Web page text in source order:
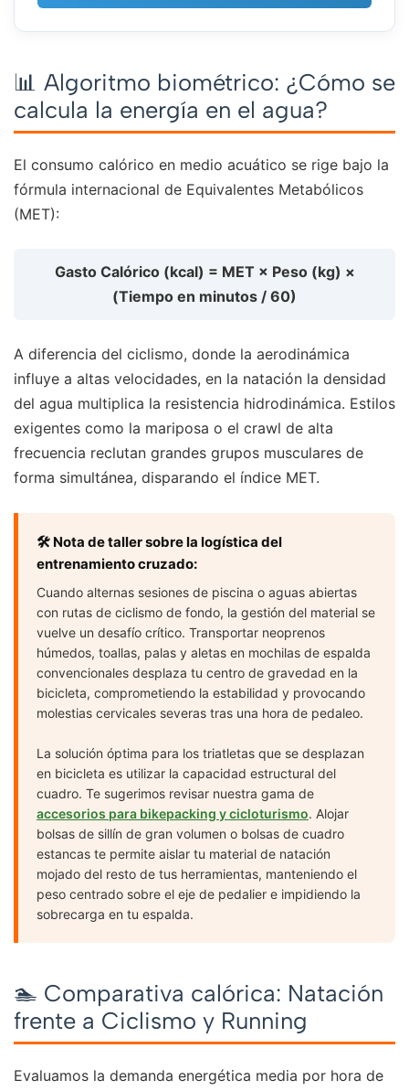
📊 Algoritmo biométrico: ¿Cómo se
calcula la energía en el agua?
El consumo calórico en medio acuático se rige bajo la
fórmula internacional de Equivalentes Metabólicos
(MET):
Gasto Calórico (kcal) = MET × Peso (kg) ×
(Tiempo en minutos / 60)
A diferencia del ciclismo, donde la aerodinámica
influye a altas velocidades, en la natación la densidad
del agua multiplica la resistencia hidrodinámica. Estilos
exigentes como la mariposa o el crawl de alta
frecuencia reclutan grandes grupos musculares de
forma simultánea, disparando el índice MET.
🛠️ Nota de taller sobre la logística del
entrenamiento cruzado:
Cuando alternas sesiones de piscina o aguas abiertas
con rutas de ciclismo de fondo, la gestión del material se
vuelve un desafío crítico. Transportar neoprenos
húmedos, toallas, palas y aletas en mochilas de espalda
convencionales desplaza tu centro de gravedad en la
bicicleta, comprometiendo la estabilidad y provocando
molestias cervicales severas tras una hora de pedaleo.
La solución óptima para los triatletas que se desplazan
en bicicleta es utilizar la capacidad estructural del
cuadro. Te sugerimos revisar nuestra gama de
accesorios para bikepacking y cicloturismo. Alojar
bolsas de sillín de gran volumen o bolsas de cuadro
estancas te permite aislar tu material de natación
mojado del resto de tus herramientas, manteniendo el
peso centrado sobre el eje de pedalier e impidiendo la
sobrecarga en tu espalda.
🏊 Comparativa calórica: Natación
frente a Ciclismo y Running
Evaluamos la demanda energética media por hora de